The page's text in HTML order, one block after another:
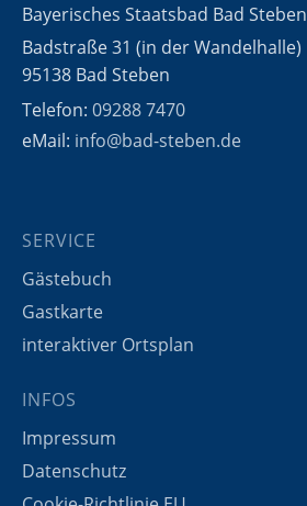
Bayerisches Staatsbad Bad Steben
Badstraße 31 (in der Wandelhalle)
95138 Bad Steben
Telefon: 09288 7470
eMail: info@bad-steben.de
SERVICE
Gästebuch
Gastkarte
interaktiver Ortsplan
INFOS
Impressum
Datenschutz